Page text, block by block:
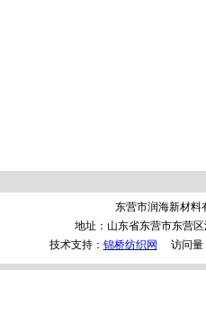
东营市润海新材料
地址：山东省东营市东营
技术支持： 锦桥纺织网 访问量